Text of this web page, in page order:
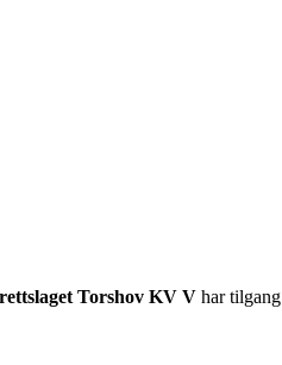
Torshov KV V har tilgang